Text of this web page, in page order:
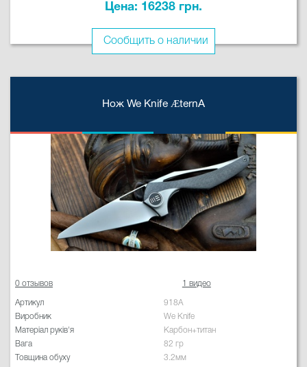
Цена: 16238 грн.
Сообщить о наличии
Нож We Knife ÆternA
0 отзывов 1 видео
Артикул
918A
Виробник
We Knife
Матеріал руків'я
Карбон+титан
Вага
82 гр
Товщина обуху
3.2мм